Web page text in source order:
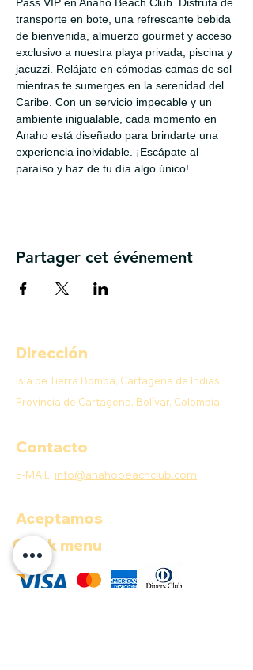
transporte en bote, una refrescante bebida
de bienvenida, almuerzo gourmet y acceso
exclusivo a nuestra playa privada, piscina y
jacuzzi. Relájate en cómodas camas de sol
mientras te sumerges en la serenidad del
Caribe. Con un servicio impecable y un
ambiente inigualable, cada momento en
Anaho está diseñado para brindarte una
experiencia inolvidable. ¡Escápate al
paraíso y haz de tu día algo único!
Partager cet événement
Dirección
Isla de Tierra Bomba, Cartagena de Indias,
Provincia de Cartagena, Bolívar, Colombia
Contacto
E-MAIL: info@anahobeachclub.com
Aceptamos
Quick menu